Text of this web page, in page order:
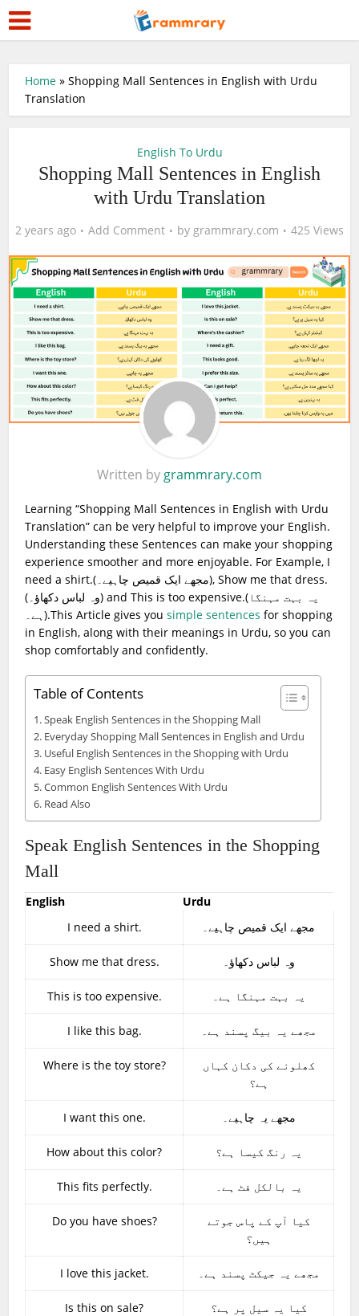
Home »Shopping Mall Sentences in English with Urdu
Translation
English To Urdu
Shopping Mall Sentences in English
with Urdu Translation
2 years ago Add Comment by grammrary.com 425 Views
Written by grammrary.com
Learning “Shopping Mall Sentences in English with Urdu
Translation” can be very helpful to improve your English.
Understanding these Sentences can make your shopping
experience smoother and more enjoyable. For Example, I
need a shirt.(مجھے ایک قمیص چاہیے۔), Show me that dress.
(وہ لباس دکھاؤ۔) and This is too expensive.(یہ بہت مہنگا
ہے۔).This Article gives yousimple sentences for shopping
in English, along with their meanings in Urdu, so you can
shop comfortably and confidently.
Table of Contents
Speak English Sentences in the Shopping Mall
Everyday Shopping Mall Sentences in English and Urdu
Useful English Sentences in the Shopping with Urdu
Easy English Sentences With Urdu
Common English Sentences With Urdu
Read Also
Speak English Sentences in the Shopping
Mall
English
Urdu
I need a shirt.
مجھے ایک قمیص چاہیے۔
Show me that dress. وہ لباس دکھاؤ۔
This is too expensive. یہ بہت مہنگا ہے۔
I like this bag. مجھے یہ بیگ پسند ہے۔
Where is the toy store?
کھلونے کی دکان کہاں
ہے؟
I want this one. مجھے یہ چاہیے۔
How about this color? یہ رنگ کیسا ہے؟
This fits perfectly. یہ بالکل فٹ ہے۔
Do you have shoes?
کیا آپ کے پاس جوتے
ہیں؟
I love this jacket. مجھے یہ جیکٹ پسند ہے۔
Is this on sale? کیا یہ سیل پر ہے؟